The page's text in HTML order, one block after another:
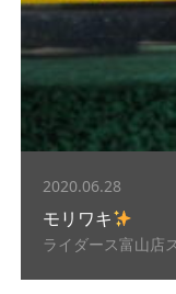
2020.06.28
モリワキ
ライダース富山店